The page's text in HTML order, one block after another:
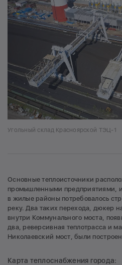
Угольный склад Красноярской ТЭЦ-1
Основные теплоисточники
промышленными предприятиями, и
в жилые районы потребовалось
реку. Два таких перехода, дюкер
внутри Коммунального моста,
два, реверсивная теплотрасса и
Николаевский мост, были
Карта теплоснабжения города: